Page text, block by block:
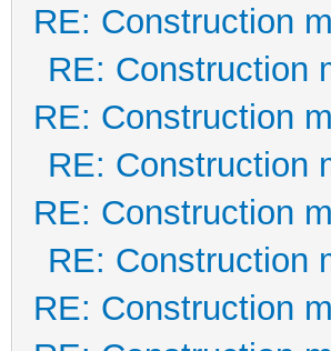
RE: Construction
RE: Construction
RE: Construction
RE: Construction
RE: Construction
RE: Construction
RE: Construction